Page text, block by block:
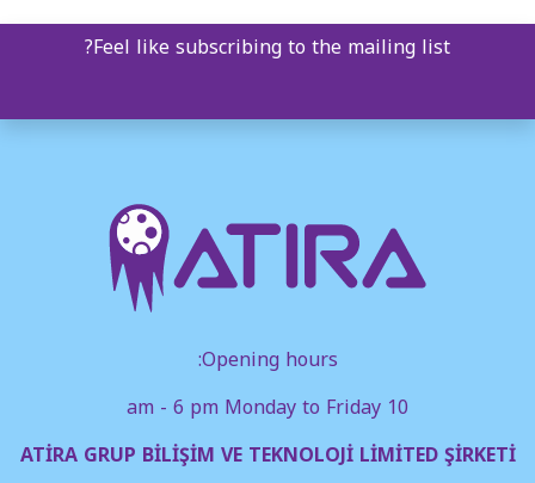
Feel like subscribing to the mailing list?
Opening hours:
10 am - 6 pm Monday to Friday
ATİRA GRUP BİLİŞİM VE TEKNOLOJİ LİMİTED ŞİRKETİ